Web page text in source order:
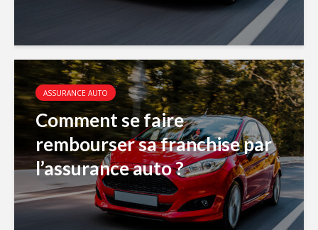
ASSURANCE AUTO
Comment se faire
rembourser sa franchise par
l’assurance auto ?